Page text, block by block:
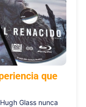
que
Glass nunca